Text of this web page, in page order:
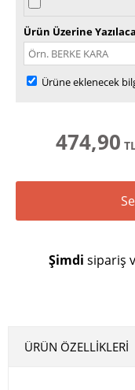
Ürün Üzerine
Ürüne eklenecek
474,90
Şimdi sipariş
ÜRÜN ÖZELLIKLERI